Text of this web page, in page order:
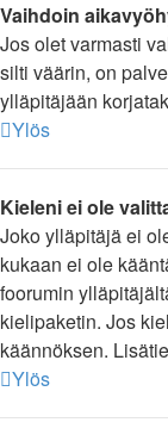
Vaihdoin
Jos olet varmasti
silti väärin, on
ylläpitäjään
Ylös
Kieleni ei ole
Joko ylläpitäjä ei
kukaan ei ole
foorumin
kielipaketin. Jos
käännöksen.
Ylös